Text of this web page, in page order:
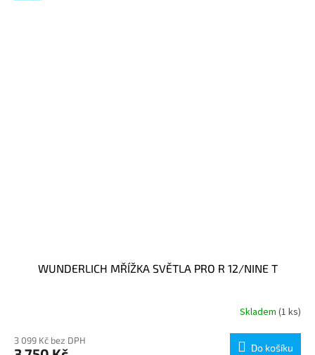
WUNDERLICH MŘÍŽKA SVĚTLA PRO R 12/NINE T
Skladem (1 ks)
3 099 Kč bez DPH
Do košíku